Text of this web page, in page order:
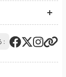
料は商品ごと
にてお届け先情
てご連絡くださ
当社負担）
: